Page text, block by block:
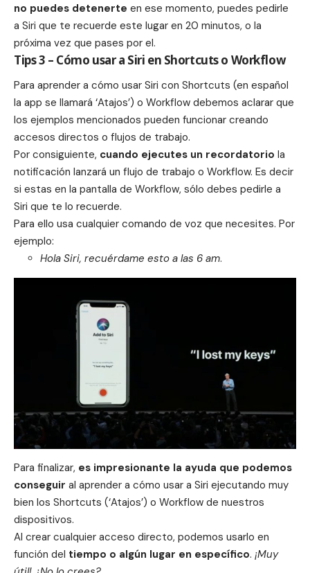
no puedes detenerte en ese momento, puedes pedirle
a Siri que te recuerde este lugar en 20 minutos, o la
próxima vez que pases por el.
Tips 3 – Cómo usar a Siri en Shortcuts o Workflow
Para aprender a cómo usar Siri con Shortcuts (en español
la app se llamará ‘Atajos’) o Workflow debemos aclarar que
los ejemplos mencionados pueden funcionar creando
accesos directos o flujos de trabajo.
Por consiguiente, cuando ejecutes un recordatorio la
notificación lanzará un flujo de trabajo o Workflow. Es decir
si estas en la pantalla de Workflow, sólo debes pedirle a
Siri que te lo recuerde.
Para ello usa cualquier comando de voz que necesites. Por
ejemplo:
Hola Siri, recuérdame esto a las 6 am.
Para finalizar, es impresionante la ayuda que podemos
conseguir al aprender a cómo usar a Siri ejecutando muy
bien los Shortcuts (‘Atajos’) o Workflow de nuestros
dispositivos.
Al crear cualquier acceso directo, podemos usarlo en
función del tiempo o algún lugar en específico. ¡Muy